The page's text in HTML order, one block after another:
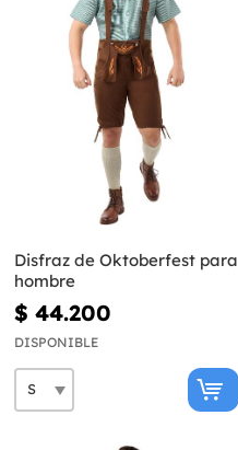
Disfraz de Oktoberfest para
hombre
$ 44.200
DISPONIBLE